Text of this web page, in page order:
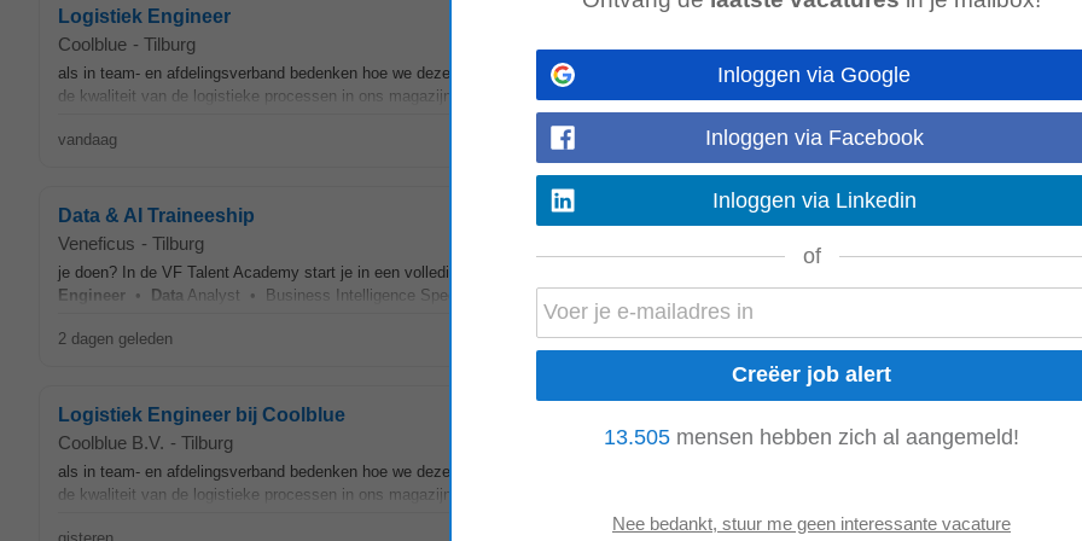
Logistiek Engineer
Coolblue - Tilburg
als in team- en afdelingsverband bedenken hoe we deze processen nog slimmer en efficiënter kunnen inrichten. Alsengineer
de kwaliteit van de logistieke processen in ons magazijn. * Met
en gezond verstand knelpunten...
Laat meer zien
vandaag
Data & AI Traineeship
Veneficus - Tilburg
je doen? In de VF Talent Academy start je in een volledig
Engineer • Data Analyst • Business Intelligence Specialist • Machine learning Specialist Je werkt...
Laat meer zien
2 dagen geleden
Logistiek Engineer bij Coolblue
Coolblue B.V. - Tilburg
als in team- en afdelingsverband bedenken hoe we deze processen nog slimmer en efficiënter kunnen inrichten. Als
de kwaliteit van de logistieke processen in ons magazijn. • Met
Inloggen via Google
Inloggen via Facebook
Inloggen via Linkedin
of
13.505 mensen hebben zich al aangemeld!